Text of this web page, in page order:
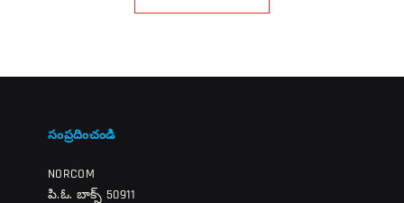
సంప్రదించండి
NORCOM
పి.ఓ. బాక్స్ 50911